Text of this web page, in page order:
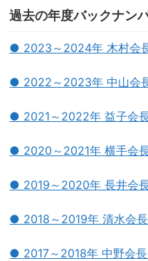
過去の年度バックナン
● 2023～2024年 木村会
● 2022～2023年 中山会
● 2021～2022年 益子会
● 2020～2021年 横手会
● 2019～2020年 長井会
● 2018～2019年 清水会
● 2017～2018年 中野会